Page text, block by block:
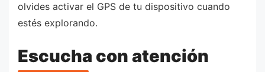
olvides activar el GPS de tu dispositivo cuando
estés explorando.
Escucha con atención